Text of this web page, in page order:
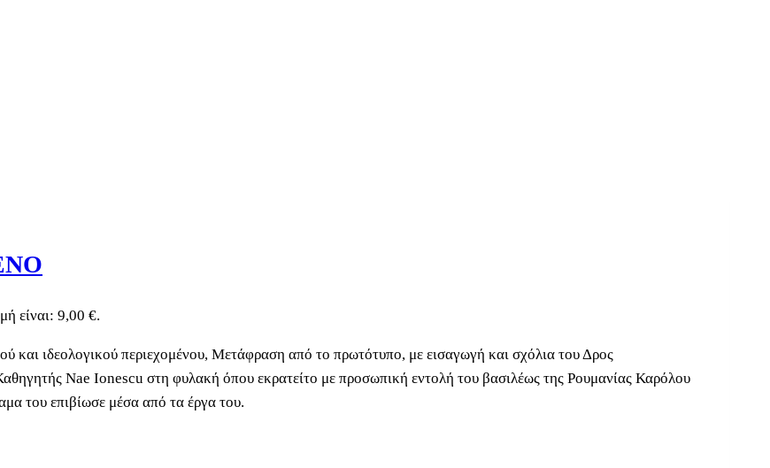
είναι: 9,00 €.
και ιδεολογικού περιεχομένου, Μετάφραση από το πρωτότυπο, με εισαγωγή και σχόλια του Δρος
Nae Ionescu στη φυλακή όπου εκρατείτο με προσωπική εντολή του βασιλέως της Ρουμανίας Καρόλου
του επιβίωσε μέσα από τα έργα του.